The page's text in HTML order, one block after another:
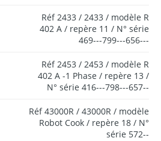
Réf 2433 / 2433 / modèle R
402 A / repère 11 / N° série
469---799---656---
Réf 2453 / 2453 / modèle R
402 A -1 Phase / repère 13 /
N° série 416---798---657--
Réf 43000R / 43000R / modèle
Robot Cook / repère 18 / N°
série 572--